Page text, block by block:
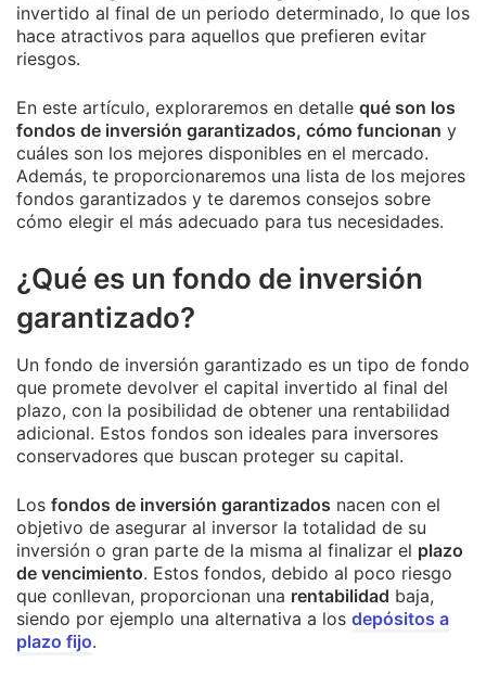
invertido al final de un periodo determinado, lo que los
hace atractivos para aquellos que prefieren evitar
riesgos.
En este artículo, exploraremos en detalle qué son los
fondos de inversión garantizados, cómo funcionan y
cuáles son los mejores disponibles en el mercado.
Además, te proporcionaremos una lista de los mejores
fondos garantizados y te daremos consejos sobre
cómo elegir el más adecuado para tus necesidades.
¿Qué es un fondo de inversión
garantizado?
Un fondo de inversión garantizado es un tipo de fondo
que promete devolver el capital invertido al final del
plazo, con la posibilidad de obtener una rentabilidad
adicional. Estos fondos son ideales para inversores
conservadores que buscan proteger su capital.
Los fondos de inversión garantizados nacen con el
objetivo de asegurar al inversor la totalidad de su
inversión o gran parte de la misma al finalizar el plazo
de vencimiento. Estos fondos, debido al poco riesgo
que conllevan, proporcionan una rentabilidad baja,
siendo por ejemplo una alternativa a los depósitos a
plazo fijo.